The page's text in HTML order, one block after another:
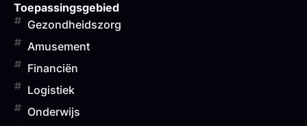
Toepassingsgebied
Gezondheidszorg
Amusement
Financiën
Logistiek
Onderwijs